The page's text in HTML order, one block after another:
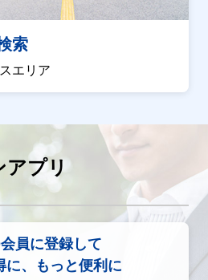
索
エリア
アプリ
員に登録して
に、もっと便利に